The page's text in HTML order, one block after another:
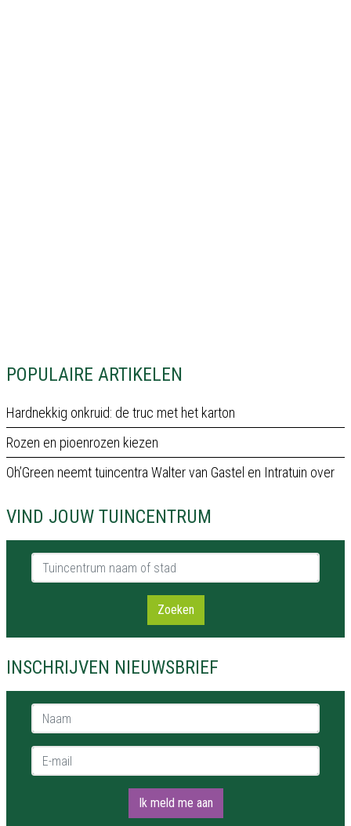
POPULAIRE ARTIKELEN
Hardnekkig onkruid: de truc met het karton
Rozen en pioenrozen kiezen
Oh’Green neemt tuincentra Walter van Gastel en Intratuin over
VIND JOUW TUINCENTRUM
Tuincentrum naam of stad
Zoeken
INSCHRIJVEN NIEUWSBRIEF
Naam *
E-mail *
Ik meld me aan